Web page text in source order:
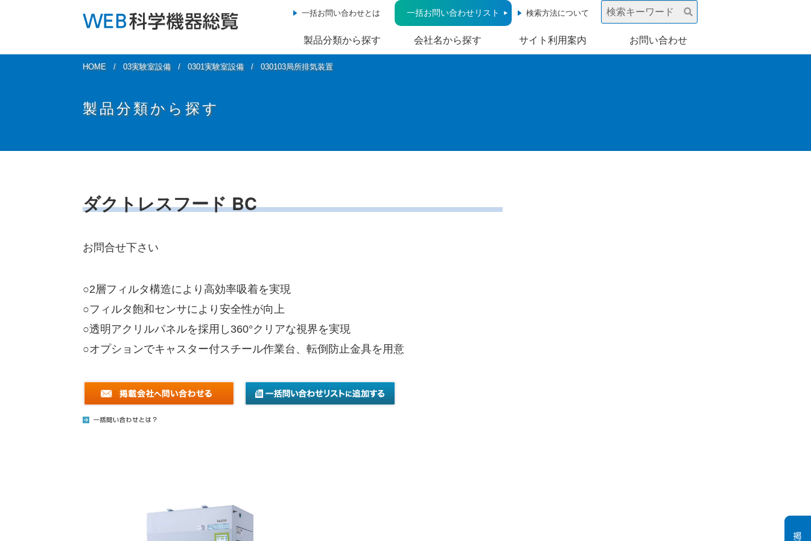
一括お問い合わせとは 一括お問い合わせリスト 検索方法について
製品分類から探す 会社名から探す サイト利用案内 お問い合わせ
HOME 03実験室設備 0301実験室設備 030103局所排気装置
製品分類から探す
ダクトレスフード BC
お問合せ下さい
○2層フィルタ構造により高効率吸着を実現
○フィルタ飽和センサにより安全性が向上
○透明アクリルパネルを採用し360°クリアな視界を実現
○オプションでキャスター付スチール作業台、転倒防止金具を用意